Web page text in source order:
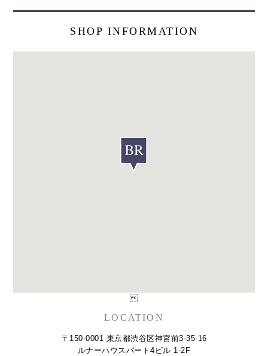
SHOP INFORMATION
LOCATION
〒150-0001 東京都渋谷区神宮前3-35-16
ルナーハウスパート4ビル 1-2F